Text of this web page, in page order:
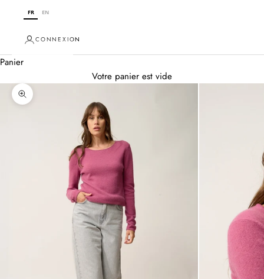
FR EN
CONNEXION
Panier
Votre panier est vide
Zoomer sur l'image